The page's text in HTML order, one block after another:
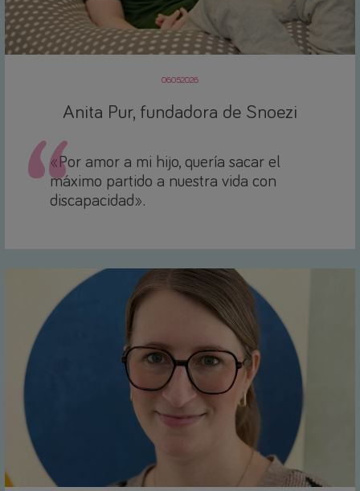
06.05.2026
Anita Pur, fundadora de Snoezi
«Por amor a mi hijo, quería sacar el
máximo partido a nuestra vida con
discapacidad».